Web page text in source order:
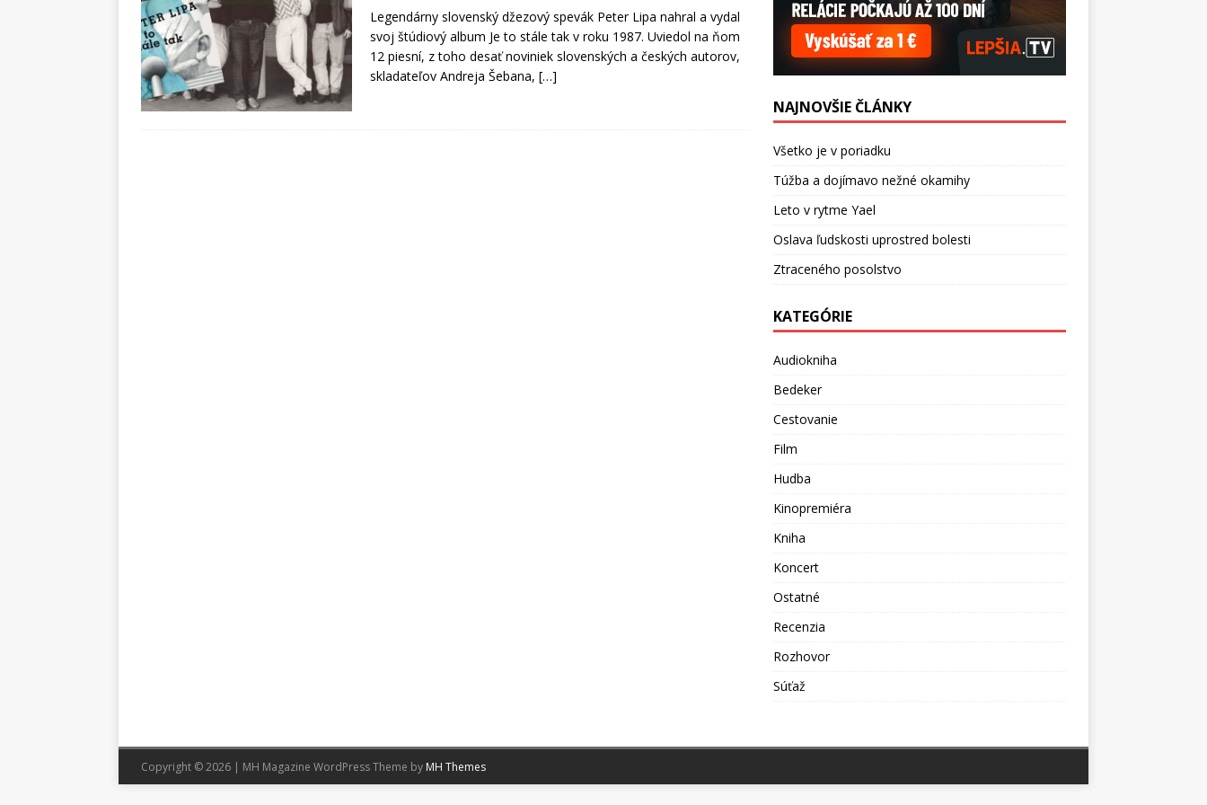
Legendárny slovenský džezový spevák Peter Lipa nahral a vydal
svoj štúdiový album Je to stále tak v roku 1987. Uviedol na ňom
12 piesní, z toho desať noviniek slovenských a českých autorov,
skladateľov Andreja Šebana, […]
NAJNOVŠIE ČLÁNKY
Všetko je v poriadku
Túžba a dojímavo nežné okamihy
Leto v rytme Yael
Oslava ľudskosti uprostred bolesti
Ztraceného posolstvo
KATEGÓRIE
Audiokniha
Bedeker
Cestovanie
Film
Hudba
Kinopremiéra
Kniha
Koncert
Ostatné
Recenzia
Rozhovor
Súťaž
Copyright © 2026 | MH Magazine WordPress Theme by MH Themes